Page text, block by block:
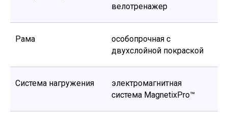
велотренажер
Рама
особопрочная с
двухслойной покраской
Система нагружения
электромагнитная
система MagnetixPro™